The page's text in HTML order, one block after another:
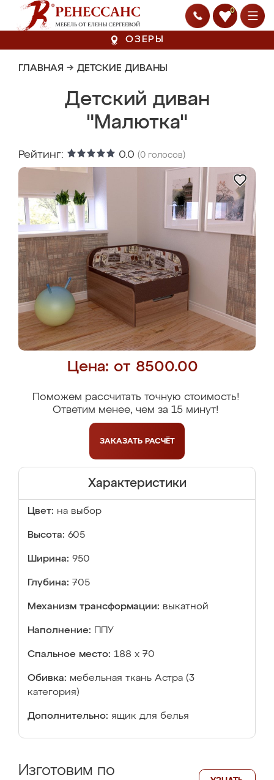
0
ОЗЕРЫ
ГЛАВНАЯ → ДЕТСКИЕ ДИВАНЫ
Детский диван
"Малютка"
Рейтинг: 0.0 (0 голосов)
Цена: от 8500.00
Поможем рассчитать точную стоимость!
Ответим менее, чем за 15 минут!
ЗАКАЗАТЬ РАСЧЁТ
Характеристики
Цвет: на выбор
Высота: 605
Ширина: 950
Глубина: 705
Механизм трансформации: выкатной
Наполнение: ППУ
Спальное место: 188 х 70
Обивка: мебельная ткань Астра (3
категория)
Дополнительно: ящик для белья
Изготовим по